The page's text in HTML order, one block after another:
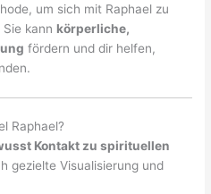
um sich mit Raphael zu
Sie kann körperliche,
fördern und dir helfen,
Raphael?
Kontakt zu spirituellen
gezielte Visualisierung und